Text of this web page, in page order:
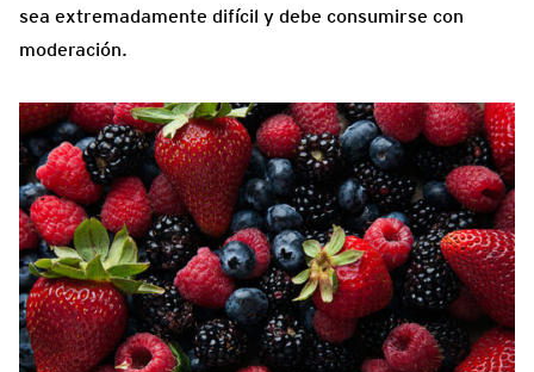
sea extremadamente difícil y debe consumirse con
moderación.